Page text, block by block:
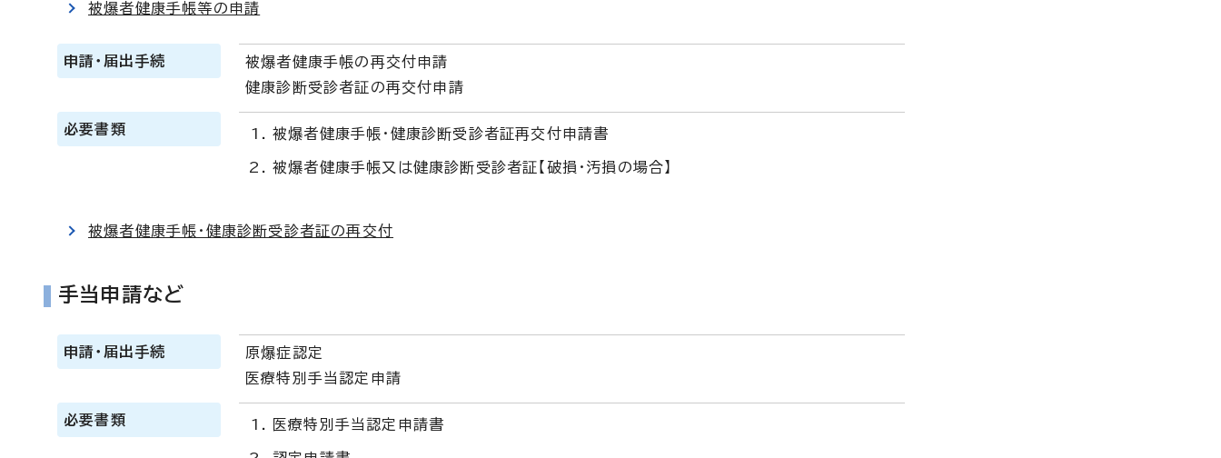
被爆者健康手帳等の申請
申請・届出手続
被爆者健康手帳の再交付申請
健康診断受診者証の再交付申請
必要書類 被爆者健康手帳・健康診断受診者証再交付申請書
被爆者健康手帳又は健康診断受診者証【破損・汚損の場合】
被爆者健康手帳・健康診断受診者証の再交付
手当申請など
申請・届出手続
原爆症認定
医療特別手当認定申請
必要書類 医療特別手当認定申請書